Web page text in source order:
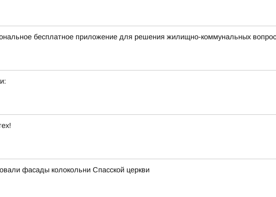
бесплатное приложение для решения жилищно-коммунальных
фасады колокольни Спасской церкви